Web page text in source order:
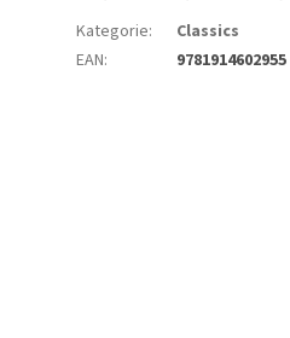
Kategorie:
Classics
EAN: 9781914602955